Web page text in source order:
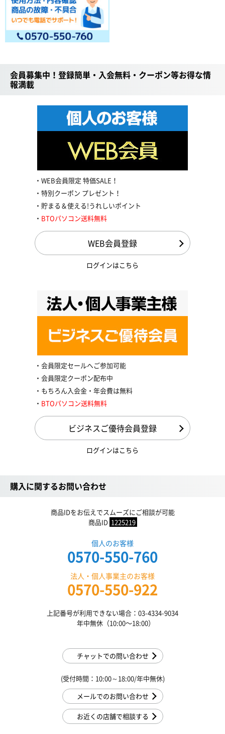
会員募集中！登録簡単・入会無料・クーポン等お得な情
報満載
WEB会員限定 特価SALE！
特別クーポン プレゼント！
貯まる＆使える!うれしいポイント
BTOパソコン送料無料
WEB会員登録
ログインはこちら
会員限定セールへご参加可能
会員限定クーポン配布中
もちろん入会金・年会費は無料
BTOパソコン送料無料
ビジネスご優待会員登録
ログインはこちら
購入に関するお問い合わせ
商品IDをお伝えでスムーズにご相談が可能
商品ID 1225219
個人のお客様
0570-550-760
法人・個人事業主のお客様
0570-550-922
上記番号が利用できない場合：03-4334-9034
年中無休（10:00〜18:00）
チャットでの問い合わせ
(受付時間：10:00～18:00/年中無休)
メールでのお問い合わせ
お近くの店舗で相談する